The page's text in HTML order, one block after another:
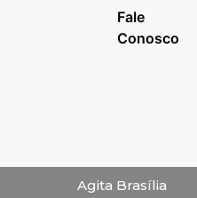
Fale
Conosco
Agita Brasília